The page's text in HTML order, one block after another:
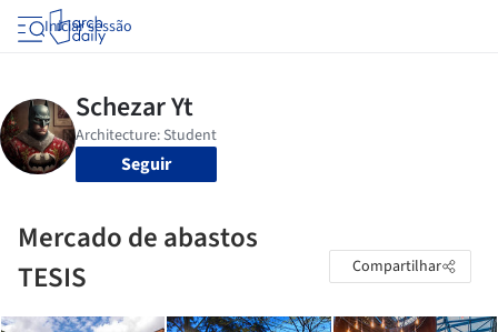
Iniciar sessão
Seguir
Mercado de abastos
TESIS
Compartilhar